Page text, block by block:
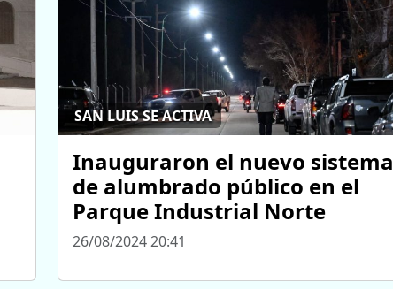
SAN LUIS SE ACTIVA
Inauguraron el nuevo sistema
de alumbrado público en el
Parque Industrial Norte
26/08/2024 20:41